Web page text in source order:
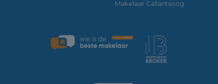
Makelaar Callantsoog